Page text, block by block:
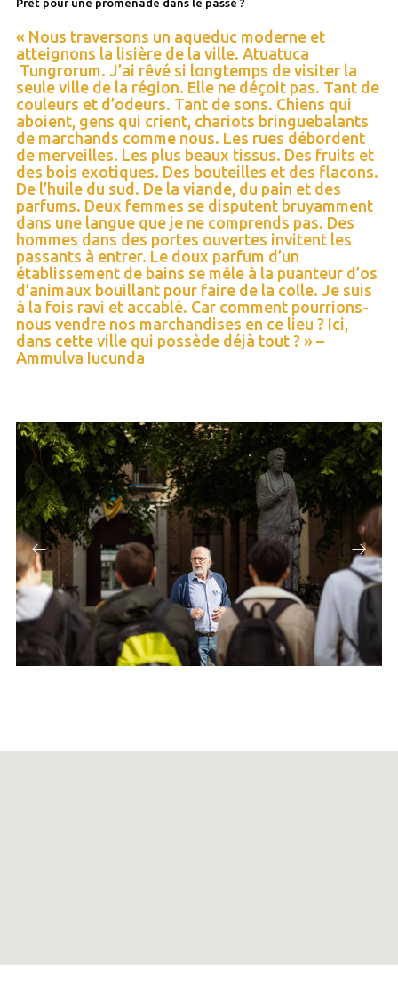
Prêt pour une promenade dans le passé ?
« Nous traversons un aqueduc moderne et
atteignons la lisière de la ville. Atuatuca
Tungrorum. J’ai rêvé si longtemps de visiter la
seule ville de la région. Elle ne déçoit pas. Tant de
couleurs et d’odeurs. Tant de sons. Chiens qui
aboient, gens qui crient, chariots bringuebalants
de marchands comme nous. Les rues débordent
de merveilles. Les plus beaux tissus. Des fruits et
des bois exotiques. Des bouteilles et des flacons.
De l’huile du sud. De la viande, du pain et des
parfums. Deux femmes se disputent bruyamment
dans une langue que je ne comprends pas. Des
hommes dans des portes ouvertes invitent les
passants à entrer. Le doux parfum d’un
établissement de bains se mêle à la puanteur d’os
d’animaux bouillant pour faire de la colle. Je suis
à la fois ravi et accablé. Car comment pourrions-
nous vendre nos marchandises en ce lieu ? Ici,
dans cette ville qui possède déjà tout ? » –
Ammulva Iucunda